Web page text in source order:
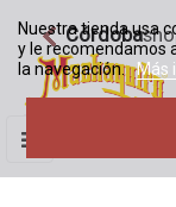
Córdoba
Nuestra tienda usa
y le recomendamos
la navegación. Más
Navegación
de
palanca
☰